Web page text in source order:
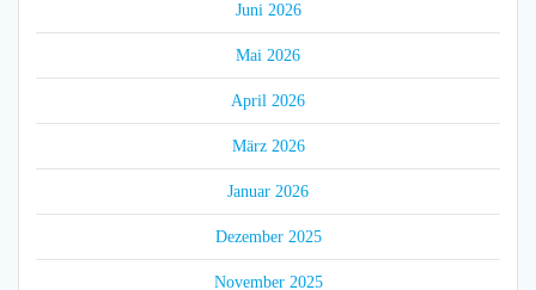
Juni 2026
Mai 2026
April 2026
März 2026
Januar 2026
Dezember 2025
November 2025